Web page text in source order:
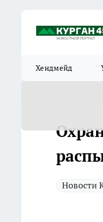
Хендмейд
Новости